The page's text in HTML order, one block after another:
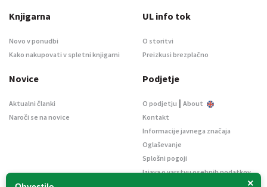
×
Knjigarna
Novo v ponudbi
Kako nakupovati v spletni knjigarni
UL info tok
O storitvi
Preizkusi brezplačno
Novice
Aktualni članki
Naroči se na novice
Podjetje
O podjetju | About
Kontakt
Informacije javnega značaja
Oglaševanje
Splošni pogoji
Izjava o varstvu osebnih podatkov